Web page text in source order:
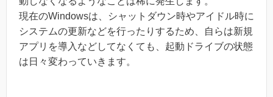
現在のWindowsは、シャットダウン時やアイドル時に
システムの更新などを行ったりするため、自らは新規
アプリを導入などしてなくても、起動ドライブの状態
は日々変わっていきます。